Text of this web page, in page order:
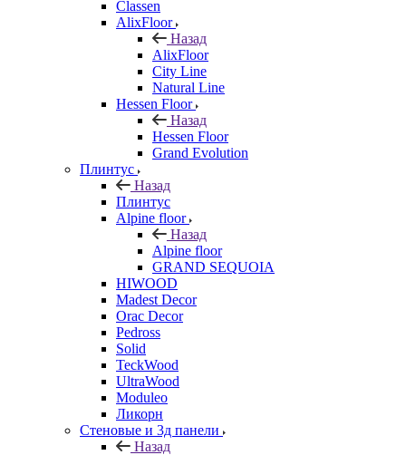
Classen
AlixFloor
Назад
AlixFloor
City Line
Natural Line
Hessen Floor
Назад
Hessen Floor
Grand Evolution
Плинтус
Назад
Плинтус
Alpine floor
Назад
Alpine floor
GRAND SEQUOIA
HIWOOD
Madest Decor
Orac Decor
Pedross
Solid
TeckWood
UltraWood
Moduleo
Ликорн
Стеновые и 3д панели
Назад